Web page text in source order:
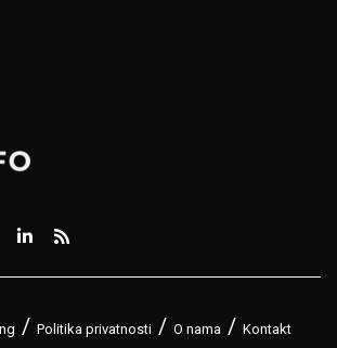
Politika privatnosti O nama Kontakt